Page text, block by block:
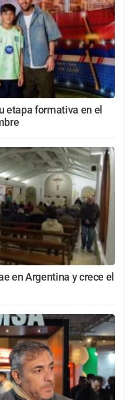
etapa formativa en el
en Argentina y crece el